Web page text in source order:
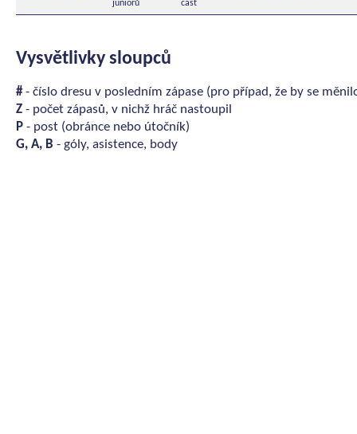
juniorů
část
Vysvětlivky sloupců
#- číslo dresu v posledním zápase (pro případ, že by se
Z - počet zápasů, v nichž hráč nastoupil
P - post (obránce nebo útočník)
G, A, B - góly, asistence, body